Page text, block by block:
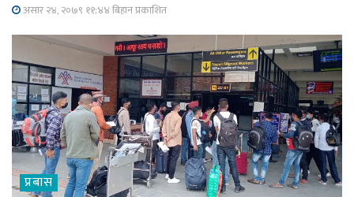
असार २४, २०७९ ११;४४ बिहान प्रकाशित
प्रबास